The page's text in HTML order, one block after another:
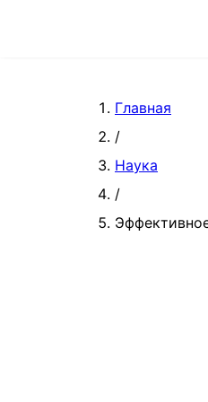
Главная
/
Наука
/